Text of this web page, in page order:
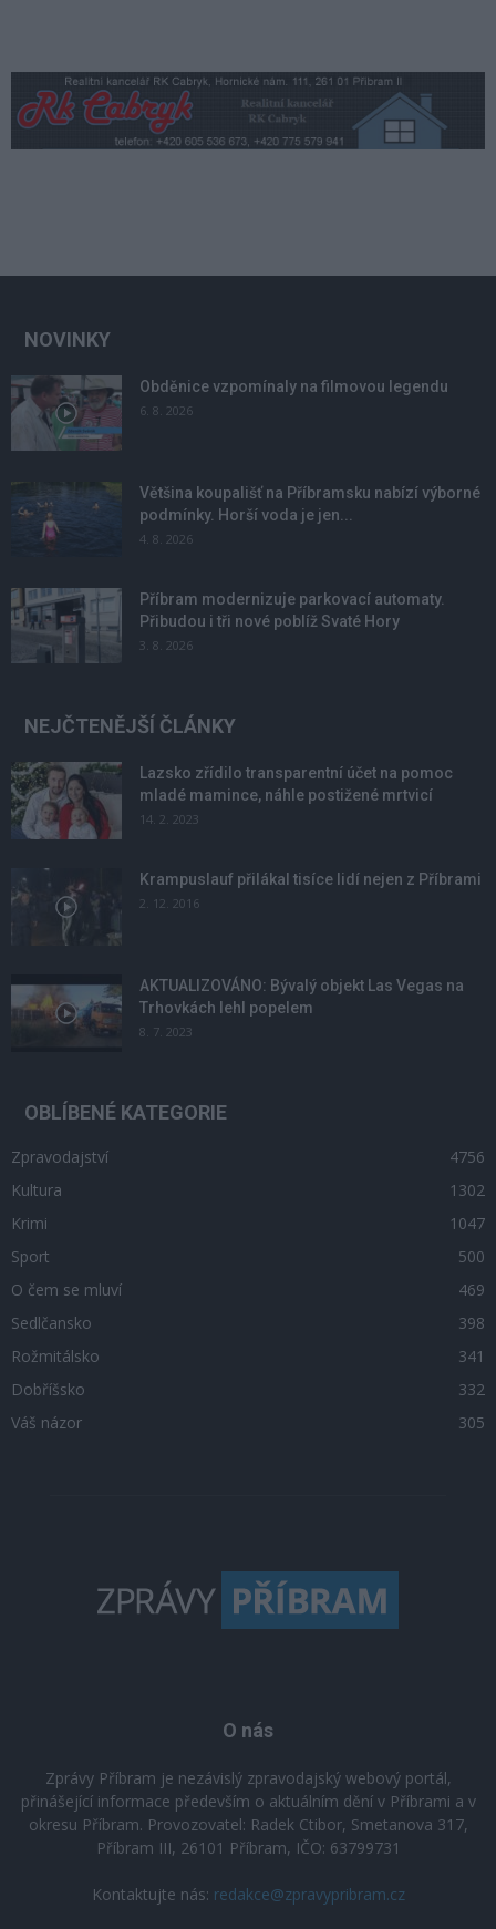
NOVINKY
Obděnice vzpomínaly na filmovou legendu
6. 8. 2026
Většina koupališť na Příbramsku nabízí výborné
podmínky. Horší voda je jen...
4. 8. 2026
Příbram modernizuje parkovací automaty.
Přibudou i tři nové poblíž Svaté Hory
3. 8. 2026
NEJČTENĚJŠÍ ČLÁNKY
Lazsko zřídilo transparentní účet na pomoc
mladé mamince, náhle postižené mrtvicí
14. 2. 2023
Krampuslauf přilákal tisíce lidí nejen z Příbrami
2. 12. 2016
AKTUALIZOVÁNO: Bývalý objekt Las Vegas na
Trhovkách lehl popelem
8. 7. 2023
OBLÍBENÉ KATEGORIE
Zpravodajství
4756
Kultura
1302
Krimi
1047
Sport
500
O čem se mluví
469
Sedlčansko
398
Rožmitálsko
341
Dobříšsko
332
Váš názor
305
O nás
Zprávy Příbram je nezávislý zpravodajský webový portál,
přinášející informace především o aktuálním dění v Příbrami a v
okresu Příbram. Provozovatel: Radek Ctibor, Smetanova 317,
Příbram III, 26101 Příbram, IČO: 63799731
Kontaktujte nás: redakce@zpravypribram.cz